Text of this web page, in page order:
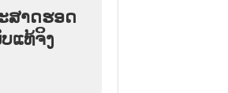
ສາດ​ຮອດ​
ແທ້​ຈິງ